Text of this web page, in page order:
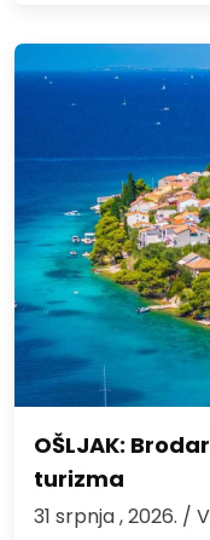
OŠLJAK:
turizma
31 srpnja , 2026. /